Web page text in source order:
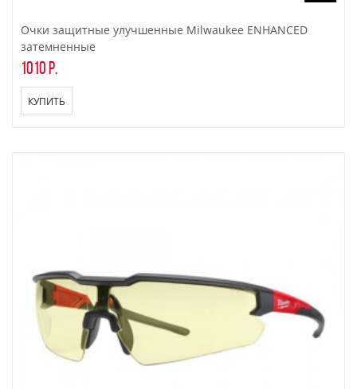
Очки защитные улучшенные Milwaukee ENHANCED
затемненные
1010 р.
КУПИТЬ